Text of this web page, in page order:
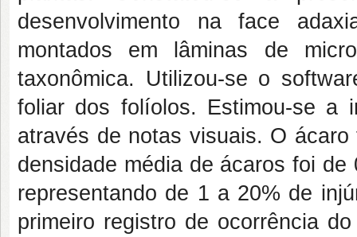
desenvolvimento na face
montados em lâminas de
taxonômica. Utilizou-se o
foliar dos folíolos. Estimou-se a
através de notas visuais. O
densidade média de ácaros foi
representando de 1 a 20% de
primeiro registro de ocorrência